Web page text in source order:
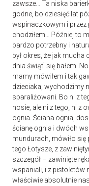
zawsze… Ta niska
godne, bo dziesięć lat
wspinaczkowym i przez
chodziłem… Później to
bardzo potrzebny i
był okres, że jak mucha
dnia świąt] się bałem.
mamy mówiłem i tak
dzieciaka, wychodzimy
sparaliżowani. Bo ni z
nosie, ale ni z tego, ni z
ognia. Ściana ognia,
ścianę ognia i dwóch
mundurach, mówiło się
tego Łotysze, z
szczegół – zawinięte
wspaniali, i z pistoletów
właściwie absolutnie